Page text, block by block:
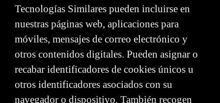
Tecnologías Similares pueden incluirse en
nuestras páginas web, aplicaciones para
móviles, mensajes de correo electrónico y
otros contenidos digitales. Pueden asignar o
recabar identificadores de cookies únicos u
otros identificadores asociados con su
navegador o dispositivo. También recogen